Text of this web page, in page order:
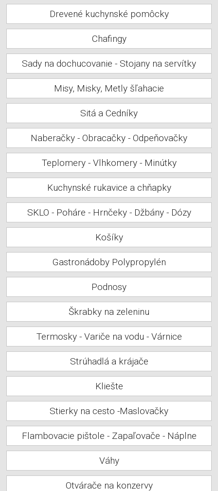
Drevené kuchynské pomôcky
Chafingy
Sady na dochucovanie - Stojany na servítky
Misy, Misky, Metly šľahacie
Sitá a Cedníky
Naberačky - Obracačky - Odpeňovačky
Teplomery - Vlhkomery - Minútky
Kuchynské rukavice a chňapky
SKLO - Poháre - Hrnčeky - Džbány - Dózy
Košíky
Gastronádoby Polypropylén
Podnosy
Škrabky na zeleninu
Termosky - Variče na vodu - Várnice
Strúhadlá a krájače
Kliešte
Stierky na cesto -Maslovačky
Flambovacie pištole - Zapaľovače - Náplne
Váhy
Otvárače na konzervy